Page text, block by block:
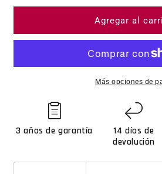
Agregar al
Más opciones de
3 años de garantía
14 días de
devolución